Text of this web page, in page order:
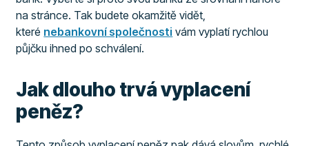
na stránce. Tak budete okamžitě vidět,
které nebankovní společnosti vám vyplatí rychlou
půjčku ihned po schválení.
Jak dlouho trvá vyplacení
peněz?